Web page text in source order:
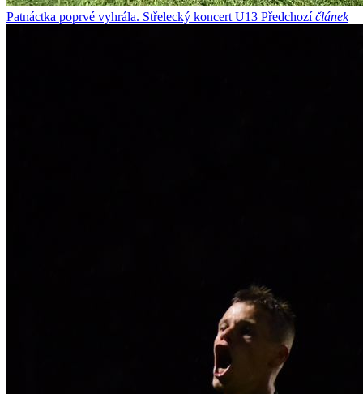
Patnáctka poprvé vyhrála. Střelecký koncert U13 Předchozíčlánek